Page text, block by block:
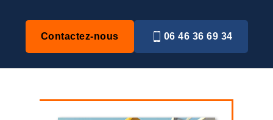
Contactez-nous 06 46 36 69 34